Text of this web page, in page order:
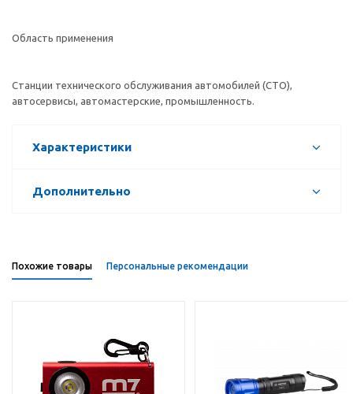
Область применения
Станции технического обслуживания автомобилей (СТО),
автосервисы, автомастерские, промышленность.
Характеристики
Дополнительно
Похожие товары Персональные рекомендации